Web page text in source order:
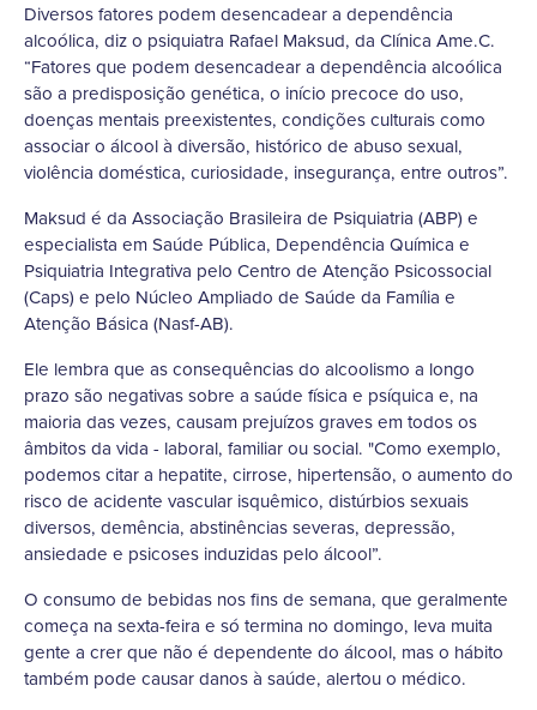
Diversos fatores podem desencadear a dependência
alcoólica, diz o psiquiatra Rafael Maksud, da Clínica Ame.C.
“Fatores que podem desencadear a dependência alcoólica
são a predisposição genética, o início precoce do uso,
doenças mentais preexistentes, condições culturais como
associar o álcool à diversão, histórico de abuso sexual,
violência doméstica, curiosidade, insegurança, entre outros”.
Maksud é da Associação Brasileira de Psiquiatria (ABP) e
especialista em Saúde Pública, Dependência Química e
Psiquiatria Integrativa pelo Centro de Atenção Psicossocial
(Caps) e pelo Núcleo Ampliado de Saúde da Família e
Atenção Básica (Nasf-AB).
Ele lembra que as consequências do alcoolismo a longo
prazo são negativas sobre a saúde física e psíquica e, na
maioria das vezes, causam prejuízos graves em todos os
âmbitos da vida - laboral, familiar ou social. "Como exemplo,
podemos citar a hepatite, cirrose, hipertensão, o aumento do
risco de acidente vascular isquêmico, distúrbios sexuais
diversos, demência, abstinências severas, depressão,
ansiedade e psicoses induzidas pelo álcool”.
O consumo de bebidas nos fins de semana, que geralmente
começa na sexta-feira e só termina no domingo, leva muita
gente a crer que não é dependente do álcool, mas o hábito
também pode causar danos à saúde, alertou o médico.